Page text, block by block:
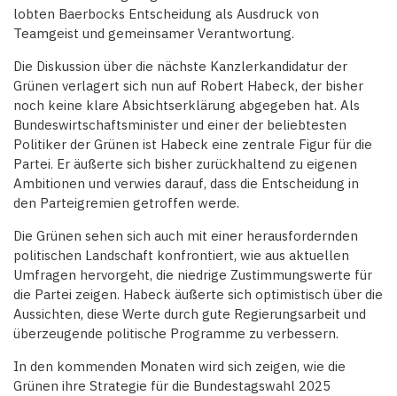
lobten Baerbocks Entscheidung als Ausdruck von
Teamgeist und gemeinsamer Verantwortung.
Die Diskussion über die nächste Kanzlerkandidatur der
Grünen verlagert sich nun auf Robert Habeck, der bisher
noch keine klare Absichtserklärung abgegeben hat. Als
Bundeswirtschaftsminister und einer der beliebtesten
Politiker der Grünen ist Habeck eine zentrale Figur für die
Partei. Er äußerte sich bisher zurückhaltend zu eigenen
Ambitionen und verwies darauf, dass die Entscheidung in
den Parteigremien getroffen werde.
Die Grünen sehen sich auch mit einer herausfordernden
politischen Landschaft konfrontiert, wie aus aktuellen
Umfragen hervorgeht, die niedrige Zustimmungswerte für
die Partei zeigen. Habeck äußerte sich optimistisch über die
Aussichten, diese Werte durch gute Regierungsarbeit und
überzeugende politische Programme zu verbessern.
In den kommenden Monaten wird sich zeigen, wie die
Grünen ihre Strategie für die Bundestagswahl 2025